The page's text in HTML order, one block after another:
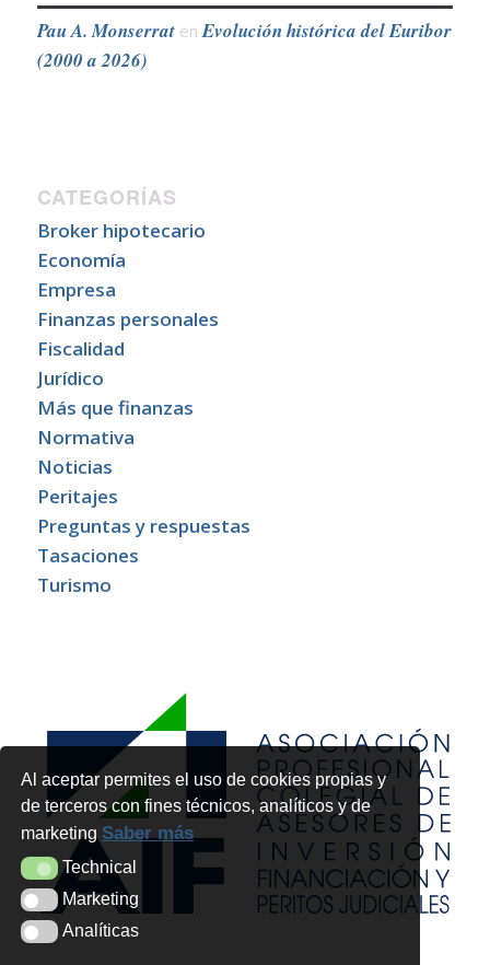
Al aceptar permites el uso de cookies propias y
de terceros con fines técnicos, analíticos y de
marketingSaber más
TechnicalTechnical
MarketingMarketing
AnalíticasAnalíticas
Pau A. Monserraten Evolución histórica del Euribor
(2000 a 2026)
CATEGORÍAS
Broker hipotecario
Economía
Empresa
Finanzas personales
Fiscalidad
Jurídico
Más que finanzas
Normativa
Noticias
Peritajes
Preguntas y respuestas
Tasaciones
Turismo